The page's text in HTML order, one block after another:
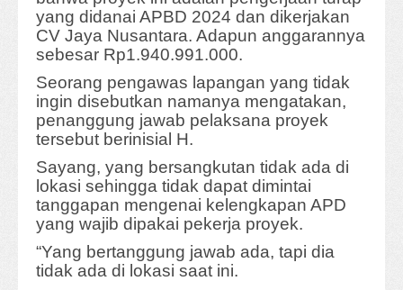
yang didanai APBD 2024 dan dikerjakan
CV Jaya Nusantara. Adapun anggarannya
sebesar Rp1.940.991.000.
Seorang pengawas lapangan yang tidak
ingin disebutkan namanya mengatakan,
penanggung jawab pelaksana proyek
tersebut berinisial H.
Sayang, yang bersangkutan tidak ada di
lokasi sehingga tidak dapat dimintai
tanggapan mengenai kelengkapan APD
yang wajib dipakai pekerja proyek.
“Yang bertanggung jawab ada, tapi dia
tidak ada di lokasi saat ini.